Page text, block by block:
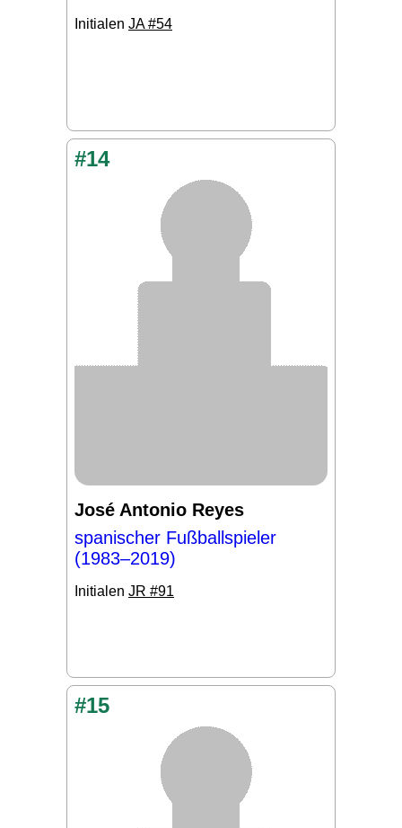
Initialen JA #54
#14
José Antonio Reyes
spanischer Fußballspieler
(1983–2019)
Initialen JR #91
#15